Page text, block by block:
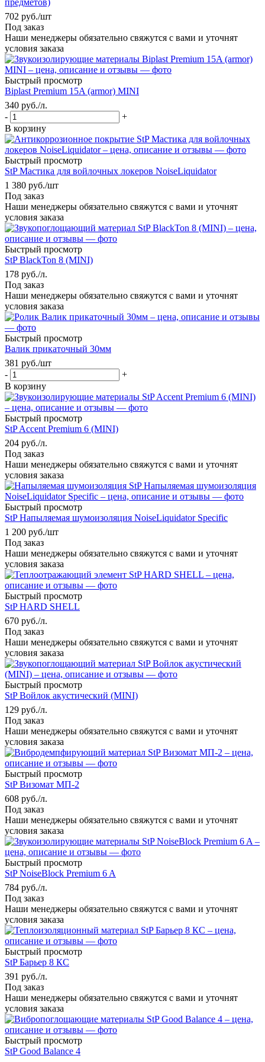
предметов)
702 руб./шт
Под заказ
Наши менеджеры обязательно свяжутся с вами и уточнят
условия заказа
Быстрый просмотр
Biplast Premium 15A (armor) MINI
340 руб./л.
-
+
В корзину
Быстрый просмотр
StP Мастика для войлочных локеров NoiseLiquidator
1 380 руб./шт
Под заказ
Наши менеджеры обязательно свяжутся с вами и уточнят
условия заказа
Быстрый просмотр
StP BlackTon 8 (MINI)
178 руб./л.
Под заказ
Наши менеджеры обязательно свяжутся с вами и уточнят
условия заказа
Быстрый просмотр
Валик прикаточный 30мм
381 руб./шт
-
+
В корзину
Быстрый просмотр
StP Accent Premium 6 (MINI)
204 руб./л.
Под заказ
Наши менеджеры обязательно свяжутся с вами и уточнят
условия заказа
Быстрый просмотр
StP Напыляемая шумоизоляция NoiseLiquidator Specific
1 200 руб./шт
Под заказ
Наши менеджеры обязательно свяжутся с вами и уточнят
условия заказа
Быстрый просмотр
StP HARD SHELL
670 руб./л.
Под заказ
Наши менеджеры обязательно свяжутся с вами и уточнят
условия заказа
Быстрый просмотр
StP Войлок акустический (MINI)
129 руб./л.
Под заказ
Наши менеджеры обязательно свяжутся с вами и уточнят
условия заказа
Быстрый просмотр
StP Визомат МП-2
608 руб./л.
Под заказ
Наши менеджеры обязательно свяжутся с вами и уточнят
условия заказа
Быстрый просмотр
StP NoiseBlock Premium 6 A
784 руб./л.
Под заказ
Наши менеджеры обязательно свяжутся с вами и уточнят
условия заказа
Быстрый просмотр
StP Барьер 8 КС
391 руб./л.
Под заказ
Наши менеджеры обязательно свяжутся с вами и уточнят
условия заказа
Быстрый просмотр
StP Good Balance 4